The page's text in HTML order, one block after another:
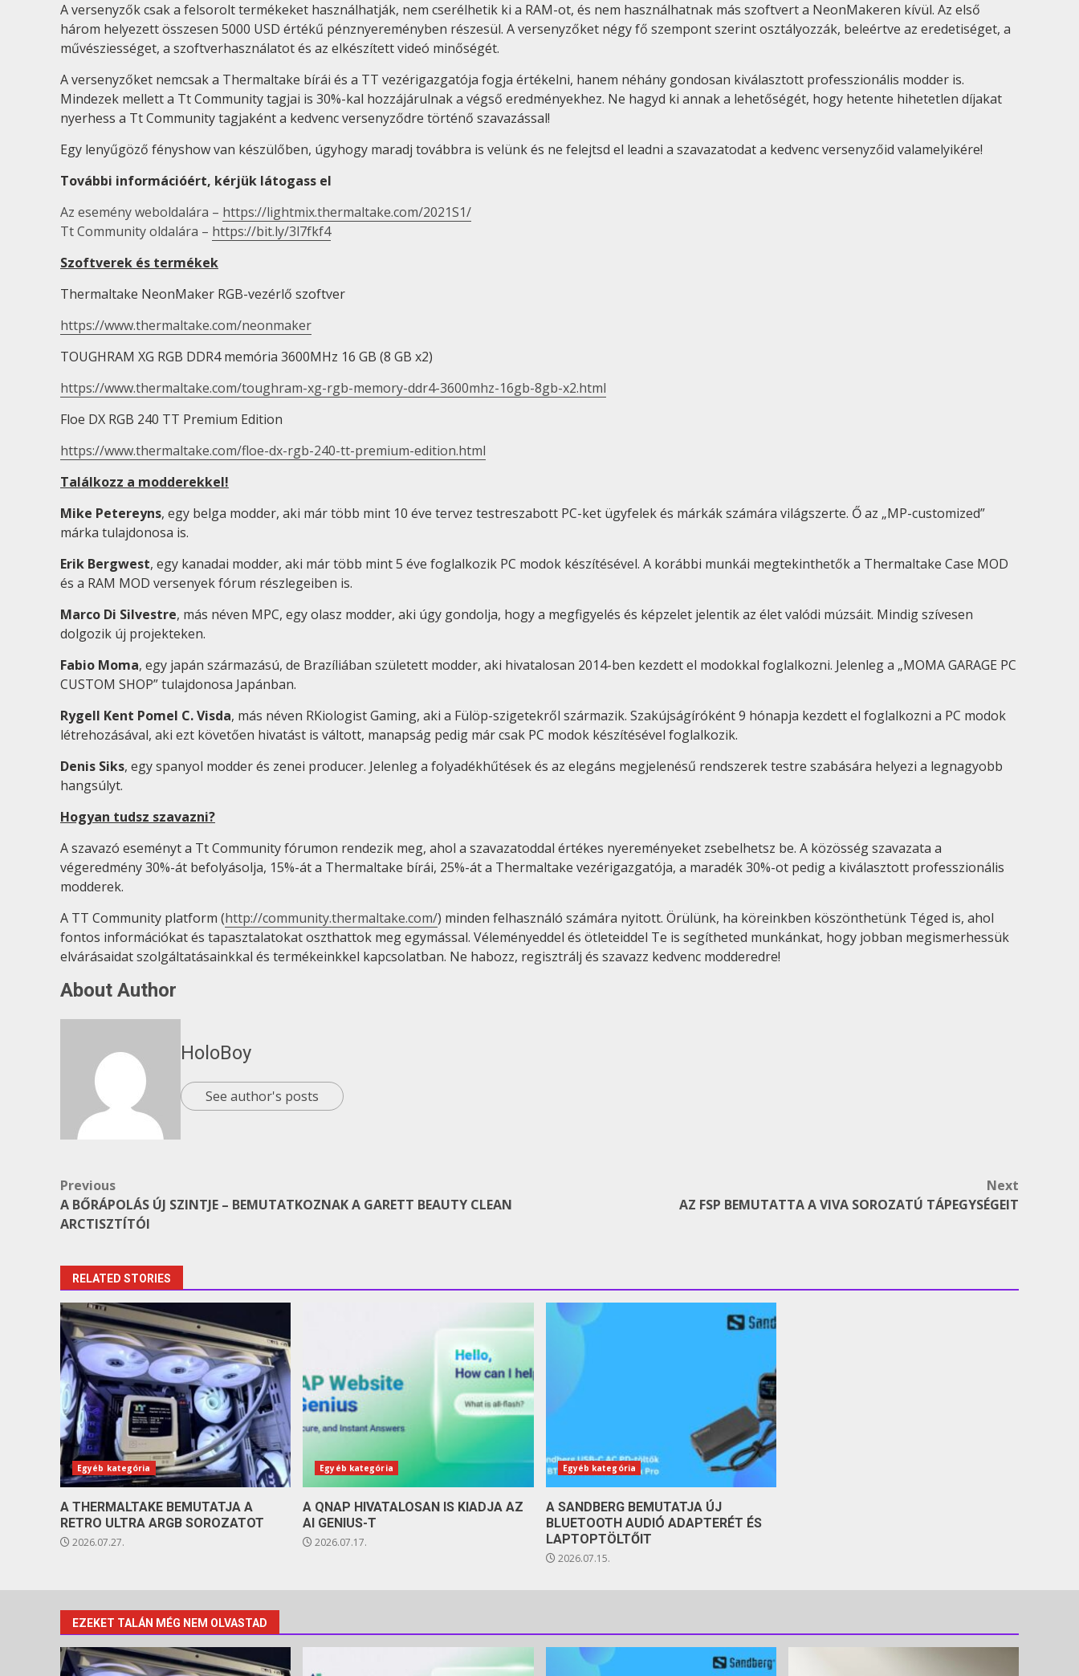
A versenyzők csak a felsorolt termékeket használhatják, nem cserélhetik ki a RAM-ot, és nem használhatnak más szoftvert a NeonMakeren kívül. Az első
három helyezett összesen 5000 USD értékű pénznyereményben részesül. A versenyzőket négy fő szempont szerint osztályozzák, beleértve az eredetiséget, a
művésziességet, a szoftverhasználatot és az elkészített videó minőségét.
A versenyzőket nemcsak a Thermaltake bírái és a TT vezérigazgatója fogja értékelni, hanem néhány gondosan kiválasztott professzionális modder is.
Mindezek mellett a Tt Community tagjai is 30%-kal hozzájárulnak a végső eredményekhez. Ne hagyd ki annak a lehetőségét, hogy hetente hihetetlen díjakat
nyerhess a Tt Community tagjaként a kedvenc versenyződre történő szavazással!
Egy lenyűgöző fényshow van készülőben, úgyhogy maradj továbbra is velünk és ne felejtsd el leadni a szavazatodat a kedvenc versenyzőid valamelyikére!
További információért, kérjük látogass el
Az esemény weboldalára – https://lightmix.thermaltake.com/2021S1/
Tt Community oldalára – https://bit.ly/3l7fkf4
Szoftverek és termékek
Thermaltake NeonMaker RGB-vezérlő szoftver
https://www.thermaltake.com/neonmaker
TOUGHRAM XG RGB DDR4 memória 3600MHz 16 GB (8 GB x2)
https://www.thermaltake.com/toughram-xg-rgb-memory-ddr4-3600mhz-16gb-8gb-x2.html
Floe DX RGB 240 TT Premium Edition
https://www.thermaltake.com/floe-dx-rgb-240-tt-premium-edition.html
Találkozz a modderekkel!
Mike Petereyns, egy belga modder, aki már több mint 10 éve tervez testreszabott PC-ket ügyfelek és márkák számára világszerte. Ő az „MP-customized”
márka tulajdonosa is.
Erik Bergwest, egy kanadai modder, aki már több mint 5 éve foglalkozik PC modok készítésével. A korábbi munkái megtekinthetők a Thermaltake Case MOD
és a RAM MOD versenyek fórum részlegeiben is.
Marco Di Silvestre, más néven MPC, egy olasz modder, aki úgy gondolja, hogy a megfigyelés és képzelet jelentik az élet valódi múzsáit. Mindig szívesen
dolgozik új projekteken.
Fabio Moma, egy japán származású, de Brazíliában született modder, aki hivatalosan 2014-ben kezdett el modokkal foglalkozni. Jelenleg a „MOMA GARAGE PC
CUSTOM SHOP” tulajdonosa Japánban.
Rygell Kent Pomel C. Visda, más néven RKiologist Gaming, aki a Fülöp-szigetekről származik. Szakújságíróként 9 hónapja kezdett el foglalkozni a PC modok
létrehozásával, aki ezt követően hivatást is váltott, manapság pedig már csak PC modok készítésével foglalkozik.
Denis Siks, egy spanyol modder és zenei producer. Jelenleg a folyadékhűtések és az elegáns megjelenésű rendszerek testre szabására helyezi a legnagyobb
hangsúlyt.
Hogyan tudsz szavazni?
A szavazó eseményt a Tt Community fórumon rendezik meg, ahol a szavazatoddal értékes nyereményeket zsebelhetsz be. A közösség szavazata a
végeredmény 30%-át befolyásolja, 15%-át a Thermaltake bírái, 25%-át a Thermaltake vezérigazgatója, a maradék 30%-ot pedig a kiválasztott professzionális
modderek.
A TT Community platform (http://community.thermaltake.com/) minden felhasználó számára nyitott. Örülünk, ha köreinkben köszönthetünk Téged is, ahol
fontos információkat és tapasztalatokat oszthattok meg egymással. Véleményeddel és ötleteiddel Te is segítheted munkánkat, hogy jobban megismerhessük
elvárásaidat szolgáltatásainkkal és termékeinkkel kapcsolatban. Ne habozz, regisztrálj és szavazz kedvenc modderedre!
About Author
HoloBoy
See author's posts
Post
navigation
Previous
A BŐRÁPOLÁS ÚJ SZINTJE – BEMUTATKOZNAK A GARETT BEAUTY CLEAN
ARCTISZTÍTÓI
Next
AZ FSP BEMUTATTA A VIVA SOROZATÚ TÁPEGYSÉGEIT
RELATED STORIES
Egyéb kategória
A THERMALTAKE BEMUTATJA A
RETRO ULTRA ARGB SOROZATOT
2026.07.27.
Egyéb kategória
A QNAP HIVATALOSAN IS KIADJA AZ
AI GENIUS-T
2026.07.17.
Egyéb kategória
A SANDBERG BEMUTATJA ÚJ
BLUETOOTH AUDIÓ ADAPTERÉT ÉS
LAPTOPTÖLTŐIT
2026.07.15.
EZEKET TALÁN MÉG NEM OLVASTAD